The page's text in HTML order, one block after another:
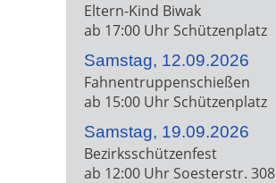
Eltern-Kind Biwak
ab 17:00 Uhr Schützenplatz
Samstag, 12.09.2026
Fahnentruppenschießen
ab 15:00 Uhr Schützenplatz
Samstag, 19.09.2026
Bezirksschützenfest
ab 12:00 Uhr Soesterstr. 308